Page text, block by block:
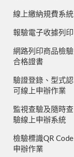
線上繳納規費系統
報驗電子收據列印
網路列印商品檢驗
合格證書
驗證登錄、型式認
可線上申辦作業
監視查驗及隨時查
驗線上申辦系統
檢驗標識QR Code
申辦作業